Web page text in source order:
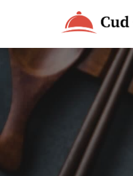
do
treści